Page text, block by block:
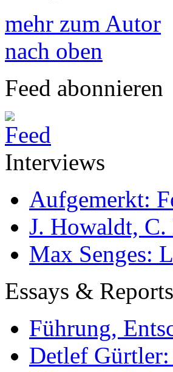
mehr zum Autor
nach oben
Feed abonnieren
Interviews
Aufgemerkt:
J. Howaldt, C.
Max Senges:
Essays & Reports
Führung,
Detlef